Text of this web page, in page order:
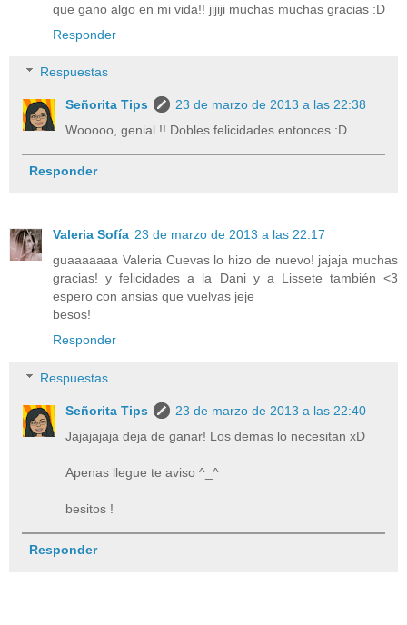
que gano algo en mi vida!! jijiji muchas muchas gracias :D
Responder
Respuestas
Señorita Tips
23 de marzo de 2013 a las 22:38
Wooooo, genial !! Dobles felicidades entonces :D
Responder
Valeria Sofía 23 de marzo de 2013 a las 22:17
guaaaaaaa Valeria Cuevas lo hizo de nuevo! jajaja muchas
gracias! y felicidades a la Dani y a Lissete también <3
espero con ansias que vuelvas jeje
besos!
Responder
Respuestas
Señorita Tips
23 de marzo de 2013 a las 22:40
Jajajajaja deja de ganar! Los demás lo necesitan xD
Apenas llegue te aviso ^_^
besitos !
Responder